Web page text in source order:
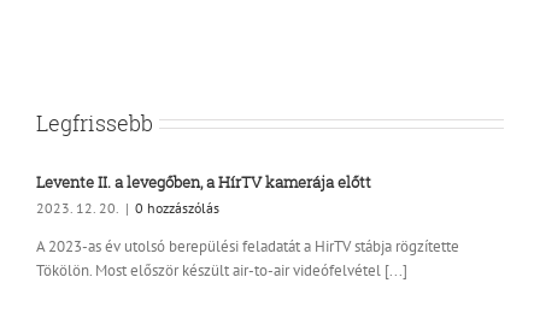
Legfrissebb
Levente II. a levegőben, a HírTV kamerája előtt
2023. 12. 20. | 0 hozzászólás
A 2023-as év utolsó berepülési feladatát a HirTV stábja rögzítette
Tökölön. Most először készült air-to-air videófelvétel [...]